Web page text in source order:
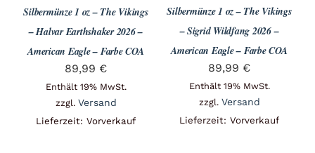
Silbermünze 1 oz – The Vikings
– Halvar Earthshaker 2026 –
American Eagle – Farbe COA
89,99 €
Enthält 19% MwSt.
zzgl. Versand
Lieferzeit: Vorverkauf
Silbermünze 1 oz – The Vikings
– Sigrid Wildfang 2026 –
American Eagle – Farbe COA
89,99 €
Enthält 19% MwSt.
zzgl. Versand
Lieferzeit: Vorverkauf